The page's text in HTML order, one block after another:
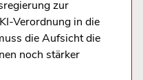
zur
Verordnung in die
die Aufsicht die
noch stärker